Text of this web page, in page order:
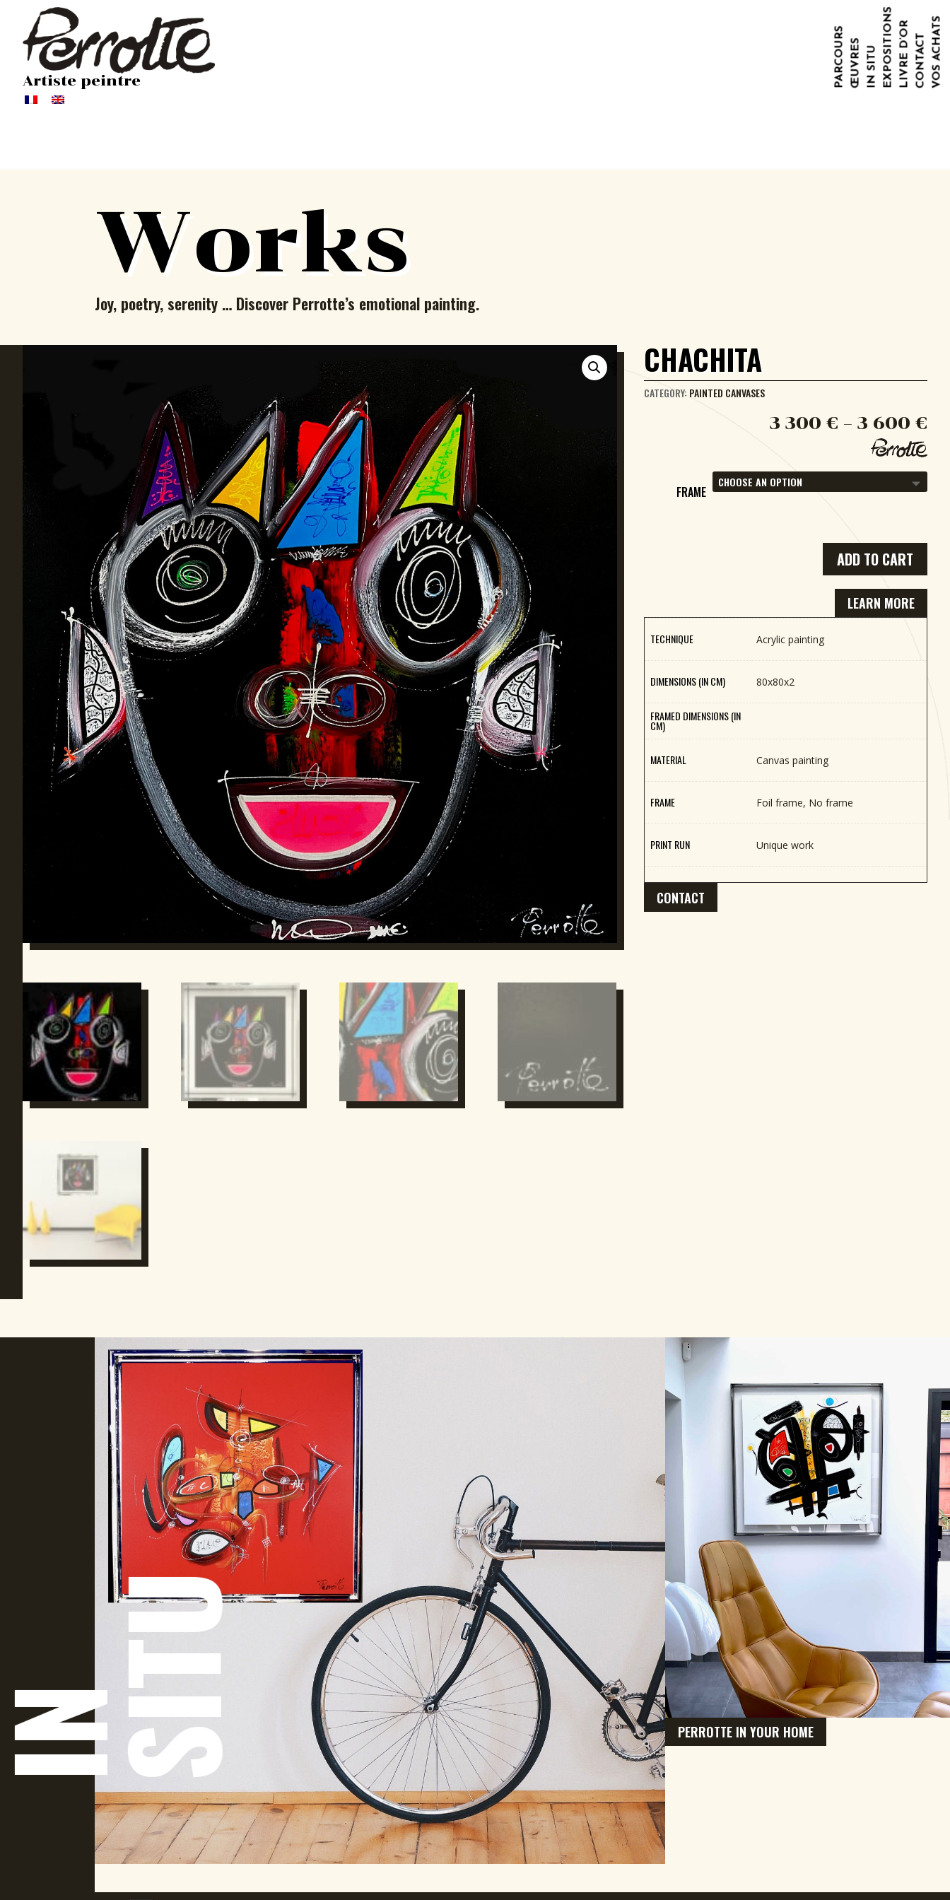
Artiste peintre PARCOURSŒUVRESIN SITUEXPOSITIONSLIVRE D’ORCONTACTVOS ACHATS
Works
Joy, poetry, serenity … Discover Perrotte’s emotional painting.
CHACHITA
CATEGORY: PAINTED CANVASES
3 300 € – 3 600 €
FRAME
ADD TO CART
LEARN MORE
TECHNIQUE Acrylic painting
DIMENSIONS (IN CM) 80x80x2
FRAMED DIMENSIONS (IN
CM)
MATERIAL Canvas painting
FRAME Foil frame, No frame
PRINT RUN Unique work
CONTACT
SITU PERROTTE IN YOUR HOME